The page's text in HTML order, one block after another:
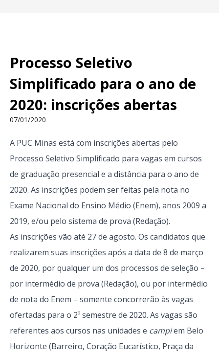
Processo Seletivo
Simplificado para o ano de
2020: inscrições abertas
07/01/2020
A PUC Minas está com inscrições abertas pelo
Processo Seletivo Simplificado para vagas em cursos
de graduação presencial e a distância para o ano de
2020. As inscrições podem ser feitas pela nota no
Exame Nacional do Ensino Médio (Enem), anos 2009 a
2019, e/ou pelo sistema de prova (Redação).
As inscrições vão até 27 de agosto. Os candidatos que
realizarem suas inscrições após a data de 8 de março
de 2020, por qualquer um dos processos de seleção –
por intermédio de prova (Redação), ou por intermédio
de nota do Enem – somente concorrerão às vagas
ofertadas para o 2º semestre de 2020. As vagas são
referentes aos cursos nas unidades e campiem Belo
Horizonte (Barreiro, Coração Eucarístico, Praça da